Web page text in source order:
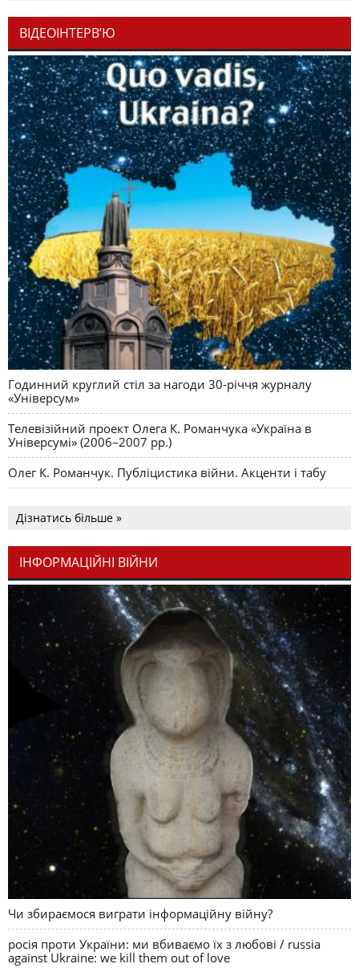
ВІДЕОІНТЕРВ’Ю
Годинний круглий стіл за нагоди 30-річчя журналу
«Універсум»
Телевізійний проект Олега К. Романчука «Україна в
Універсумі» (2006–2007 рр.)
Олег К. Романчук. Публіцистика війни. Акценти і табу
Дізнатись більше »
ІНФОРМАЦІЙНІ ВІЙНИ
Чи збираємося виграти інформаційну війну?
росія проти України: ми вбиваємо їх з любові / russia
against Ukraine: we kill them out of love